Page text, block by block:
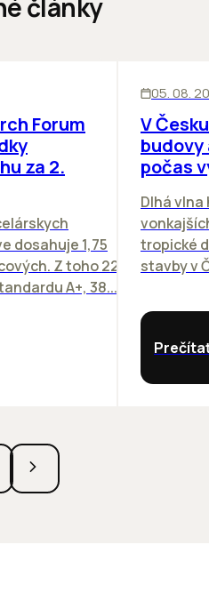
články
Forum
za 2.
dosahuje 1,75
Z toho 22
A+, 38...
05. 08.
V
počas
Dlhá
tropické
stavby v